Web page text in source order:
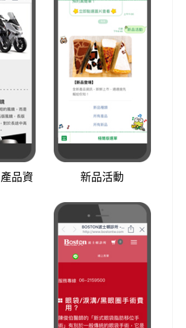
品資
新品活動